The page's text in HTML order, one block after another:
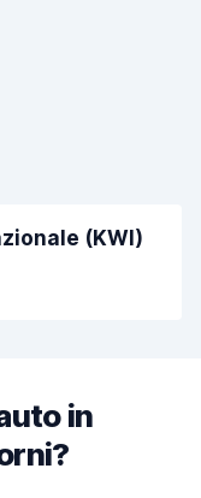
(KWI)
in